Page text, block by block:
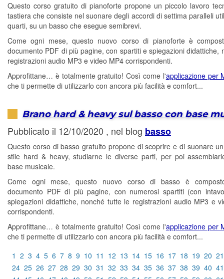
Questo corso gratuito di pianoforte propone un piccolo lavoro
tastiera che consiste nel suonare degli accordi di settima paralleli
quarti, su un basso che esegue semibrevi.
Come ogni mese, questo nuovo corso di pianoforte è
documento PDF di più pagine, con spartiti e spiegazioni didattiche,
registrazioni audio MP3 e video MP4 corrispondenti.
Approfittane… è totalmente gratuito! Così come l'applicazione per
che ti permette di utilizzarlo con ancora più facilità e comfort...
Brano hard & heavy sul basso con base
Pubblicato il 12/10/2020 , nel blog basso
Questo corso di basso gratuito propone di scoprire e di suonare
stile hard & heavy, studiarne le diverse parti, per poi
base musicale.
Come ogni mese, questo nuovo corso di basso è
documento PDF di più pagine, con numerosi spartiti (con
spiegazioni didattiche, nonché tutte le registrazioni audio MP3 e
corrispondenti.
Approfittane… è totalmente gratuito! Così come l'applicazione per
che ti permette di utilizzarlo con ancora più facilità e comfort...
1 2 3 4 5 6 7 8 9 10 11 12 13 14 15 16 17 18 19 20 21
24 25 26 27 28 29 30 31 32 33 34 35 36 37 38 39 40 41